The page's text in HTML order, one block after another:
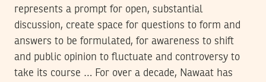
represents a prompt for open, substantial
discussion, create space for questions to form and
answers to be formulated, for awareness to shift
and public opinion to fluctuate and controversy to
take its course … For over a decade, Nawaat has